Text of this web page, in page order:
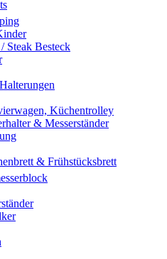
Steak Besteck
Küchentrolley
& Messerständer
& Frühstücksbrett